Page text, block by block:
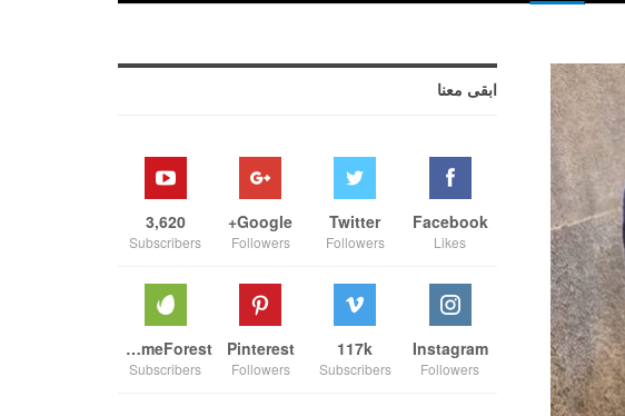
ابقى معنا
Facebook
Likes
Twitter
Followers
Google+
Followers
3,620
Subscribers
Instagram
Followers
117k
Subscribers
Pinterest
Followers
ThemeForest
Subscribers